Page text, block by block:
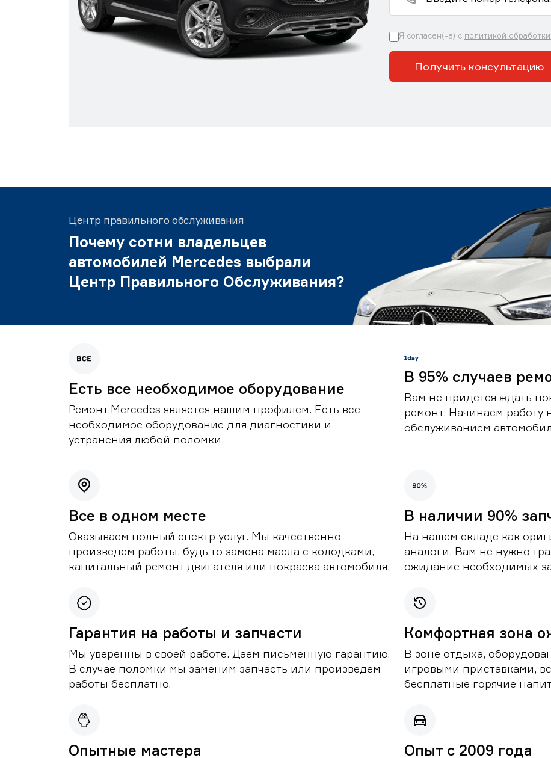
Я согласен(на) с политикой
Получить консультацию
Центр правильного обслуживания
Почему сотни владельцев
автомобилей Mercedes выбрали
Центр Правильного Обслуживания?
Есть все необходимое оборудование
Ремонт Mercedes является нашим профилем. Есть все
необходимое оборудование для диагностики и
устранения любой поломки.
В 95% случаев
Вам не придется ждать
ремонт. Начинаем работу
обслуживанием
Все в одном месте
Оказываем полный спектр услуг. Мы качественно
произведем работы, будь то замена масла с колодками,
капитальный ремонт двигателя или покраска автомобиля.
В наличии 90%
На нашем складе как
аналоги. Вам не нужно
ожидание необходимых
Гарантия на работы и запчасти
Мы уверенны в своей работе. Даем письменную гарантию.
В случае поломки мы заменим запчасть или произведем
работы бесплатно.
Комфортная зона
В зоне отдыха,
игровыми приставками,
бесплатные горячие
Опытные мастера Опыт с 2009 года